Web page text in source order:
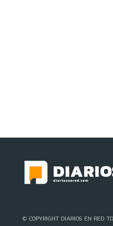
© COPYRIGHT DIARIOS EN RED